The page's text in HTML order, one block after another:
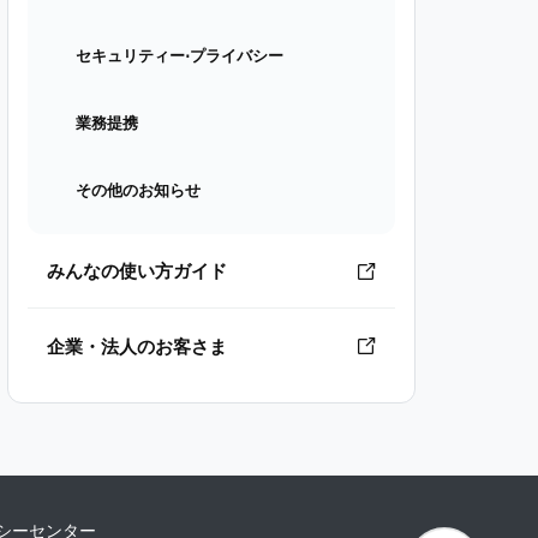
セキュリティー⋅プライバシー
業務提携
その他のお知らせ
みんなの使い方ガイド
企業・法人のお客さま
ーセンター